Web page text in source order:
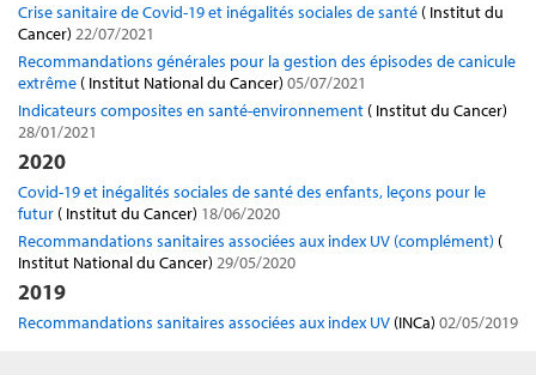
Crise sanitaire de Covid-19 et inégalités sociales de santé ( Institut du
Cancer) 22/07/2021
Recommandations générales pour la gestion des épisodes de canicule
extrême ( Institut National du Cancer) 05/07/2021
Indicateurs composites en santé-environnement ( Institut du Cancer)
28/01/2021
2020
Covid-19 et inégalités sociales de santé des enfants, leçons pour le
futur ( Institut du Cancer) 18/06/2020
Recommandations sanitaires associées aux index UV (complément) (
Institut National du Cancer) 29/05/2020
2019
Recommandations sanitaires associées aux index UV (INCa) 02/05/2019